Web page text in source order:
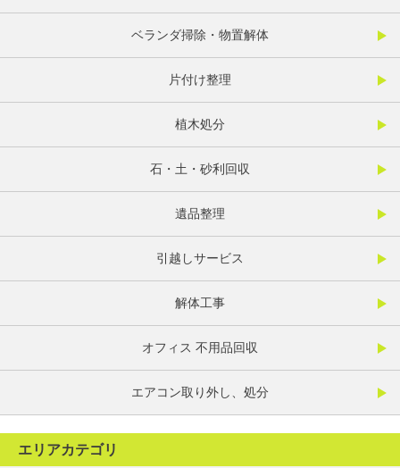
ベランダ掃除・物置解体
片付け整理
植木処分
石・土・砂利回収
遺品整理
引越しサービス
解体工事
オフィス 不用品回収
エアコン取り外し、処分
エリアカテゴリ